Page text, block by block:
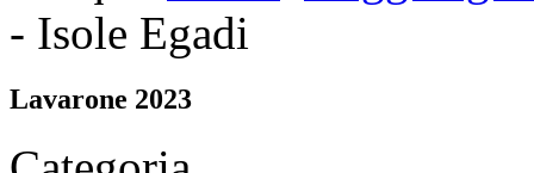
- Isole Egadi
Lavarone 2023